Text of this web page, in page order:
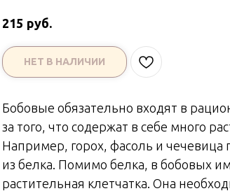
215 руб.
НЕТ В НАЛИЧИИ
Бобовые обязательно входят в
за того, что содержат в себе много
Например, горох, фасоль и чечевица
из белка. Помимо белка, в бобовых
растительная клетчатка. Она